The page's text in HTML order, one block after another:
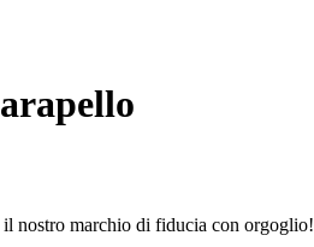
il nostro marchio di fiducia con orgoglio!